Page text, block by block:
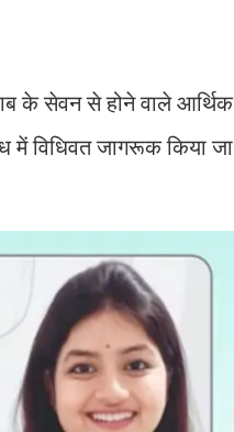
के सेवन से होने वाले आर्थिक
में विधिवत जागरूक किया जा